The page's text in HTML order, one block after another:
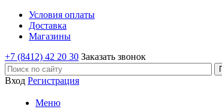
Условия оплаты
Доставка
Магазины
+7 (8412) 42 20 30 Заказать звонок
Вход Регистрация
Меню